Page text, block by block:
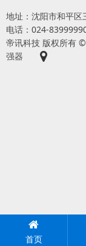
地址：沈阳市和平
电话：024-
帝讯科技 版权所有
强器
首页